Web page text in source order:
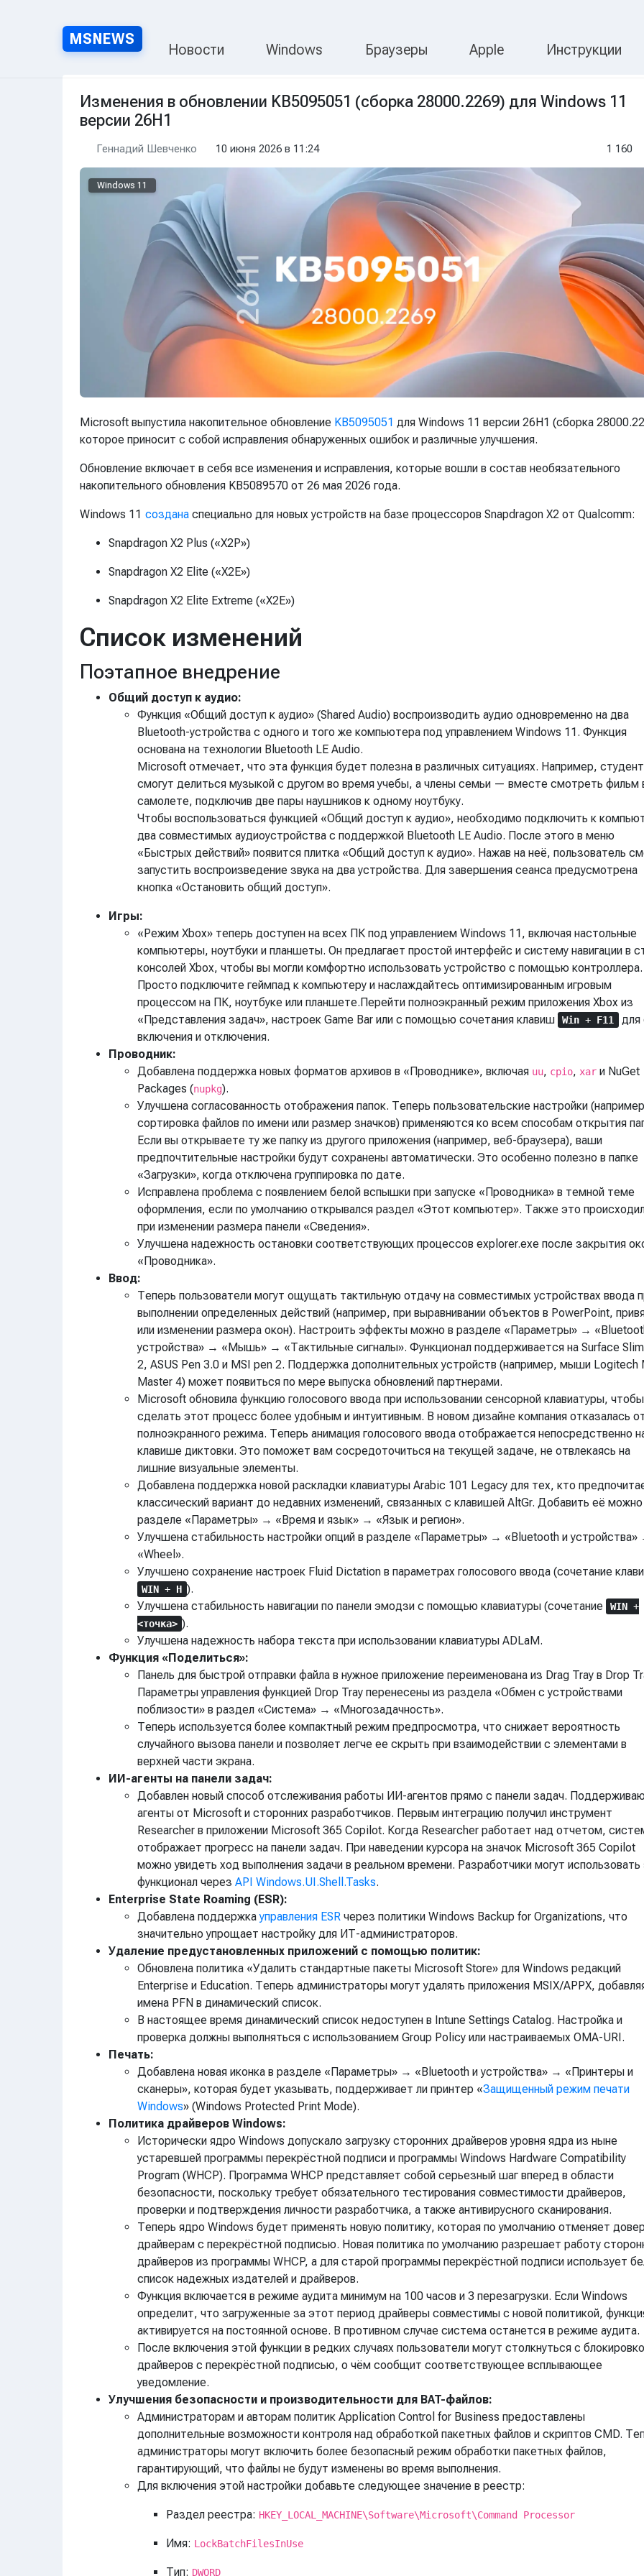
MSNEWS.RU — Новости Microsoft и
MSNEWS
Новости Windows Браузеры Apple Инструкции
Изменения в обновлении KB5095051 (сборка 28000.2269) для Windows 11
версии 26H1
Геннадий Шевченко 10 июня 2026 в 11:24 1 160
Windows 11
Microsoft выпустила накопительное обновление KB5095051 для Windows 11 версии 26H1 (сборка
которое приносит с собой исправления обнаруженных ошибок и различные улучшения.
Обновление включает в себя все изменения и исправления, которые вошли в состав необязательного
накопительного обновления KB5089570 от 26 мая 2026 года.
Windows 11 создана специально для новых устройств на базе процессоров Snapdragon X2 от Qualcomm:
Snapdragon X2 Plus («X2P»)
Snapdragon X2 Elite («X2E»)
Snapdragon X2 Elite Extreme («X2E»)
Список изменений
Поэтапное внедрение
Общий доступ к аудио:
Функция «Общий доступ к аудио» (Shared Audio) воспроизводить аудио одновременно на два
Bluetooth-устройства с одного и того же компьютера под управлением Windows 11. Функция
основана на технологии Bluetooth LE Audio.
Microsoft отмечает, что эта функция будет полезна в различных ситуациях. Например,
смогут делиться музыкой с другом во время учебы, а члены семьи — вместе смотреть фильм
самолете, подключив две пары наушников к одному ноутбуку.
Чтобы воспользоваться функцией «Общий доступ к аудио», необходимо подключить к
два совместимых аудиоустройства с поддержкой Bluetooth LE Audio. После этого в меню
«Быстрых действий» появится плитка «Общий доступ к аудио». Нажав на неё, пользователь
запустить воспроизведение звука на два устройства. Для завершения сеанса предусмотрена
кнопка «Остановить общий доступ».
Игры:
«Режим Xbox» теперь доступен на всех ПК под управлением Windows 11, включая настольные
компьютеры, ноутбуки и планшеты. Он предлагает простой интерфейс и систему навигации в
консолей Xbox, чтобы вы могли комфортно использовать устройство с помощью контроллера.
Просто подключите геймпад к компьютеру и наслаждайтесь оптимизированным игровым
процессом на ПК, ноутбуке или планшете.Перейти полноэкранный режим приложения Xbox из
«Представления задач», настроек Game Bar или с помощью сочетания клавиш
Win + F11
для
включения и отключения.
Проводник:
Добавлена поддержка новых форматов архивов в «Проводнике», включая uu, cpio, xar и NuGet
Packages (nupkg).
Улучшена согласованность отображения папок. Теперь пользовательские настройки
сортировка файлов по имени или размер значков) применяются ко всем способам открытия
Если вы открываете ту же папку из другого приложения (например, веб-браузера), ваши
предпочтительные настройки будут сохранены автоматически. Это особенно полезно в папке
«Загрузки», когда отключена группировка по дате.
Исправлена проблема с появлением белой вспышки при запуске «Проводника» в темной теме
оформления, если по умолчанию открывался раздел «Этот компьютер». Также это
при изменении размера панели «Сведения».
Улучшена надежность остановки соответствующих процессов explorer.exe после закрытия
«Проводника».
Ввод:
Теперь пользователи могут ощущать тактильную отдачу на совместимых устройствах ввода
выполнении определенных действий (например, при выравнивании объектов в PowerPoint,
или изменении размера окон). Настроить эффекты можно в разделе «Параметры» →
устройства» → «Мышь» → «Тактильные сигналы». Функционал поддерживается на Surface
2, ASUS Pen 3.0 и MSI pen 2. Поддержка дополнительных устройств (например, мыши Logitech
Master 4) может появиться по мере выпуска обновлений партнерами.
Microsoft обновила функцию голосового ввода при использовании сенсорной клавиатуры, чтобы
сделать этот процесс более удобным и интуитивным. В новом дизайне компания отказалась
полноэкранного режима. Теперь анимация голосового ввода отображается непосредственно
клавише диктовки. Это поможет вам сосредоточиться на текущей задаче, не отвлекаясь на
лишние визуальные элементы.
Добавлена поддержка новой раскладки клавиатуры Arabic 101 Legacy для тех, кто
классический вариант до недавних изменений, связанных с клавишей AltGr. Добавить её можно
разделе «Параметры» → «Время и язык» → «Язык и регион».
Улучшена стабильность настройки опций в разделе «Параметры» → «Bluetooth и устройства»
«Wheel».
Улучшено сохранение настроек Fluid Dictation в параметрах голосового ввода (сочетание
WIN + H ).
Улучшена стабильность навигации по панели эмодзи с помощью клавиатуры (сочетание
WIN +
<точка> ).
Улучшена надежность набора текста при использовании клавиатуры ADLaM.
Функция «Поделиться»:
Панель для быстрой отправки файла в нужное приложение переименована из Drag Tray в Drop
Параметры управления функцией Drop Tray перенесены из раздела «Обмен с устройствами
поблизости» в раздел «Система» → «Многозадачность».
Теперь используется более компактный режим предпросмотра, что снижает вероятность
случайного вызова панели и позволяет легче ее скрыть при взаимодействии с элементами в
верхней части экрана.
ИИ-агенты на панели задач:
Добавлен новый способ отслеживания работы ИИ-агентов прямо с панели задач.
агенты от Microsoft и сторонних разработчиков. Первым интеграцию получил инструмент
Researcher в приложении Microsoft 365 Copilot. Когда Researcher работает над отчетом,
отображает прогресс на панели задач. При наведении курсора на значок Microsoft 365 Copilot
можно увидеть ход выполнения задачи в реальном времени. Разработчики могут использовать
функционал через API Windows.UI.Shell.Tasks.
Enterprise State Roaming (ESR):
Добавлена поддержкауправления ESR через политики Windows Backup for Organizations, что
значительно упрощает настройку для ИТ-администраторов.
Удаление предустановленных приложений с помощью политик:
Обновлена политика «Удалить стандартные пакеты Microsoft Store» для Windows редакций
Enterprise и Education. Теперь администраторы могут удалять приложения MSIX/APPX,
имена PFN в динамический список.
В настоящее время динамический список недоступен в Intune Settings Catalog. Настройка и
проверка должны выполняться с использованием Group Policy или настраиваемых OMA-URI.
Печать:
Добавлена новая иконка в разделе «Параметры» → «Bluetooth и устройства» → «Принтеры и
сканеры», которая будет указывать, поддерживает ли принтер «Защищенный режим печати
Windows» (Windows Protected Print Mode).
Политика драйверов Windows:
Исторически ядро Windows допускало загрузку сторонних драйверов уровня ядра из ныне
устаревшей программы перекрёстной подписи и программы Windows Hardware Compatibility
Program (WHCP). Программа WHCP представляет собой серьезный шаг вперед в области
безопасности, поскольку требует обязательного тестирования совместимости драйверов,
проверки и подтверждения личности разработчика, а также антивирусного сканирования.
Теперь ядро Windows будет применять новую политику, которая по умолчанию отменяет
драйверам с перекрёстной подписью. Новая политика по умолчанию разрешает работу
драйверов из программы WHCP, а для старой программы перекрёстной подписи использует
список надежных издателей и драйверов.
Функция включается в режиме аудита минимум на 100 часов и 3 перезагрузки. Если Windows
определит, что загруженные за этот период драйверы совместимы с новой политикой,
активируется на постоянной основе. В противном случае система останется в режиме аудита.
После включения этой функции в редких случаях пользователи могут столкнуться с
драйверов с перекрёстной подписью, о чём сообщит соответствующее всплывающее
уведомление.
Улучшения безопасности и производительности для BAT-файлов:
Администраторам и авторам политик Application Control for Business предоставлены
дополнительные возможности контроля над обработкой пакетных файлов и скриптов CMD.
администраторы могут включить более безопасный режим обработки пакетных файлов,
гарантирующий, что файлы не будут изменены во время выполнения.
Для включения этой настройки добавьте следующее значение в реестр:
Раздел реестра: HKEY_LOCAL_MACHINE\Software\Microsoft\Command Processor
Имя: LockBatchFilesInUse
Тип: DWORD